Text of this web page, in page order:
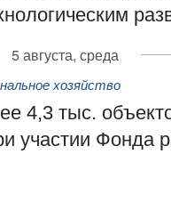
5 августа, среда
хозяйство
4,3 тыс.
участии Фонда